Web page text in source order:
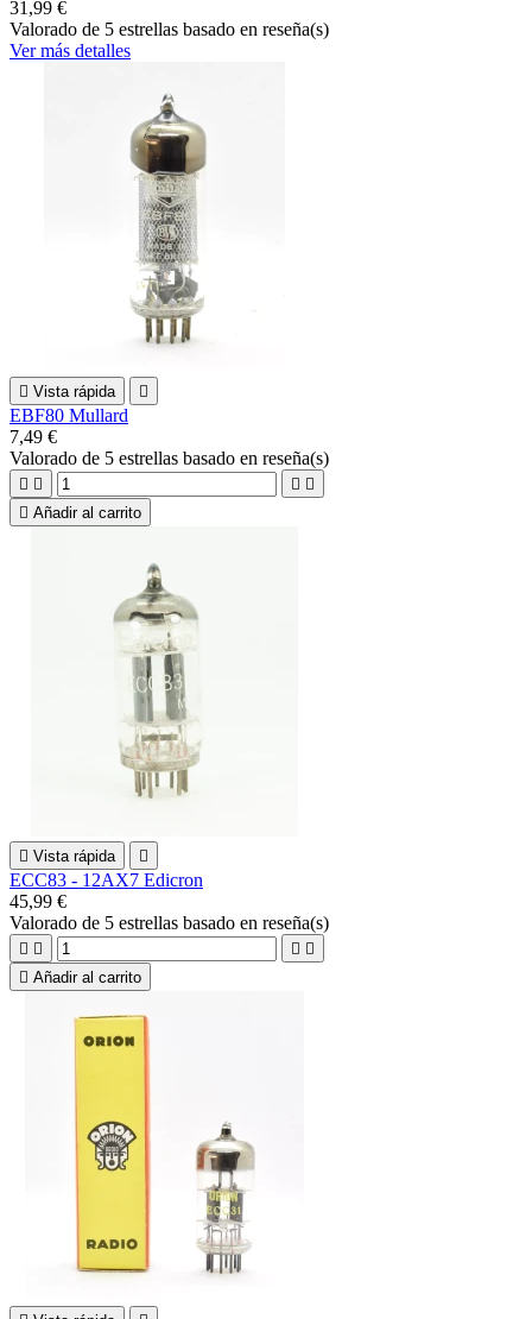
31,99 €
Valorado de 5 estrellas basado en reseña(s)
Ver más detalles
 Vista rápida 
EBF80 Mullard
7,49 €
Valorado de 5 estrellas basado en reseña(s)
   
 Añadir al carrito
 Vista rápida 
ECC83 - 12AX7 Edicron
45,99 €
Valorado de 5 estrellas basado en reseña(s)
   
 Añadir al carrito